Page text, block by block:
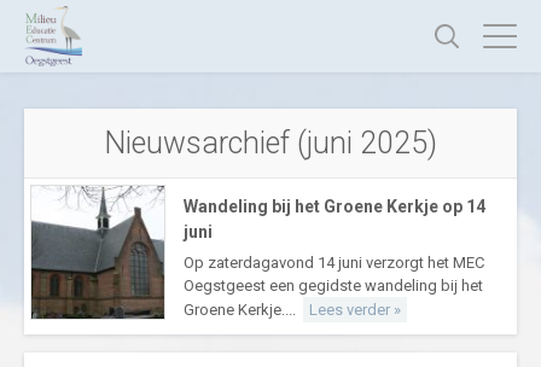
Nieuwsarchief (juni 2025)
Wandeling bij het Groene Kerkje op 14
juni
Op zaterdagavond 14 juni verzorgt het MEC
Oegstgeest een gegidste wandeling bij het
Groene Kerkje....
Lees verder »